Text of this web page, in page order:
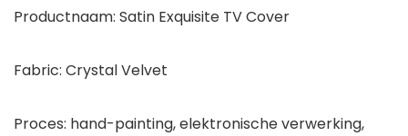
Productnaam: Satin Exquisite TV Cover
Fabric: Crystal Velvet
Proces: hand-painting, elektronische verwerking,